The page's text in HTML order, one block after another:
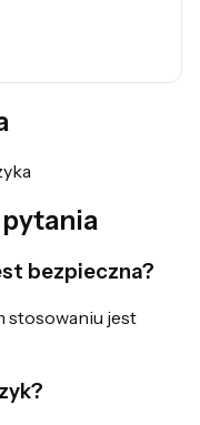
bezpieczna?
stosowaniu jest